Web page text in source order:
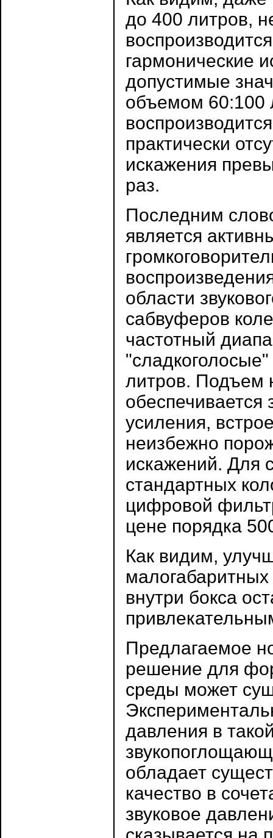
до 400 литров,
гармонические
допустимые
объемом 60:100
практически
искажения
раз.
Последним
является
области
сабвуферов
частотный
литров. Подъем
усиления,
неизбежно
искажений. Для
стандартных
цифровой
цене порядка
Как видим,
внутри бокса
Предлагаемое
решение для
среды может
давления в
обладает
качество в
звуковое